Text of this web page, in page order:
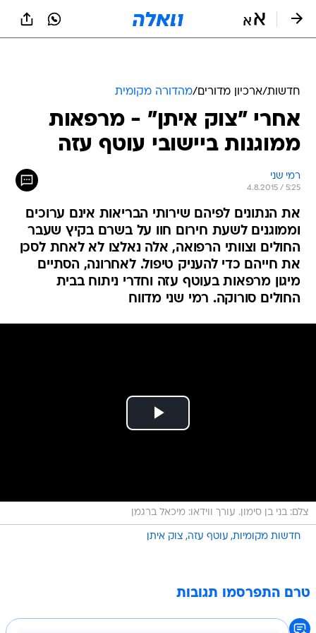
חדשות/ארכיון מדורים/מהדורה מקומית
אחרי "צוק איתן" - מרפאות
ממוגנות ביישובי עוטף עזה
רמי שני
4.8.2015 / 5:25
את הנתונים לפיהם שירותי הבריאות אינם ערוכים
וממוגנים לשעת חירום חוו על בשרם בקיץ שעבר
החולים וצוותי הרפואה, אלה נאלצו לא לאחת לסכן
את חייהם כדי להעניק טיפול. לאחרונה, הסתיים
מיגון מרפאות בעוטף עזה וחדרי ניתוח בבית
החולים סורוקה. רמי שני מדווח
צלם: בני בן סימון. עורך ווידאו: מיכאל ברגמן
חדשות מקומיות עוטף עזה צוק איתן
טרם התפרסמו תגובות